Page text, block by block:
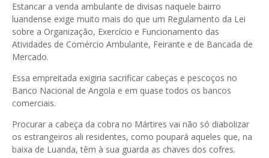
Estancar a venda ambulante de divisas naquele bairro
luandense exige muito mais do que um Regulamento da Lei
sobre a Organização, Exercício e Funcionamento das
Atividades de Comércio Ambulante, Feirante e de Bancada de
Mercado.
Essa empreitada exigiria sacrificar cabeças e pescoços no
Banco Nacional de Angola e em quase todos os bancos
comerciais.
Procurar a cabeça da cobra no Mártires vai não só diabolizar
os estrangeiros ali residentes, como poupará aqueles que, na
baixa de Luanda, têm à sua guarda as chaves dos cofres.